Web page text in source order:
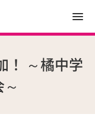
！ ～橘中学